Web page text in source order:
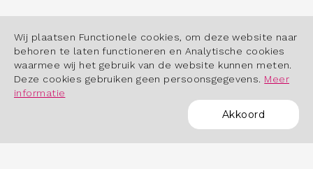
Wij plaatsen Functionele cookies, om deze website naar
behoren te laten functioneren en Analytische cookies
waarmee wij het gebruik van de website kunnen meten.
Deze cookies gebruiken geen persoonsgegevens. Meer
informatie
Akkoord
POWERED BY